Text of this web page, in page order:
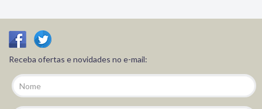
Receba ofertas e novidades no e-mail: